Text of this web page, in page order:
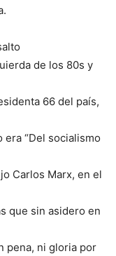
de los 80s y
66 del país,
“Del socialismo
Carlos Marx, en el
que sin asidero en
pena, ni gloria por